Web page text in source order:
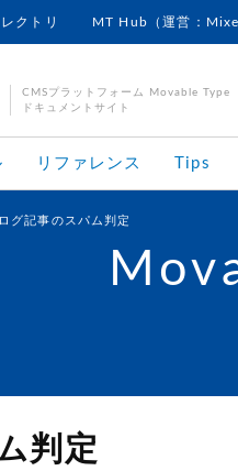
クトリ MT Hub（運営：
CMSプラットフォーム Movable Type
ドキュメントサイト
リファレンス Tips
グ記事のスパム判定
判定